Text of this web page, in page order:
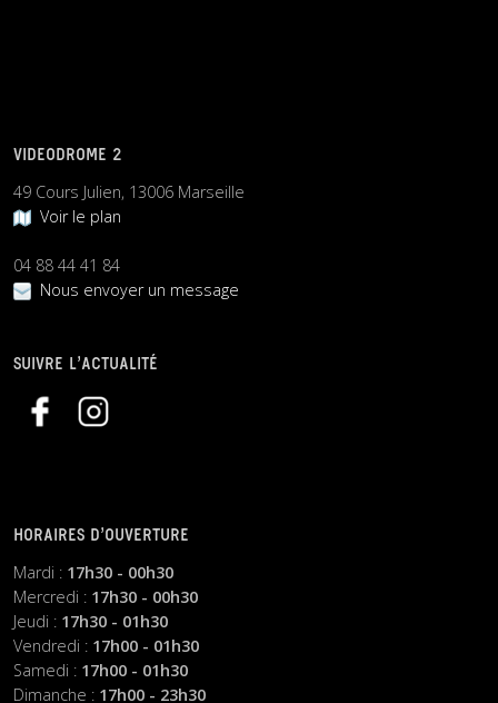
VIDEODROME 2
49 Cours Julien, 13006 Marseille
Voir le plan
04 88 44 41 84
Nous envoyer un message
SUIVRE L’ACTUALITÉ
HORAIRES D’OUVERTURE
Mardi : 17h30 - 00h30
Mercredi : 17h30 - 00h30
Jeudi : 17h30 - 01h30
Vendredi : 17h00 - 01h30
Samedi : 17h00 - 01h30
Dimanche : 17h00 - 23h30